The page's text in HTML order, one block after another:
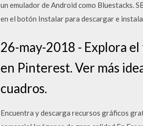
un emulador de Android como Bluestacks.
en el botón Instalar para descargar e
26-may-2018 - Explora
en Pinterest. Ver más
cuadros.
Encuentra y descarga recursos gráficos